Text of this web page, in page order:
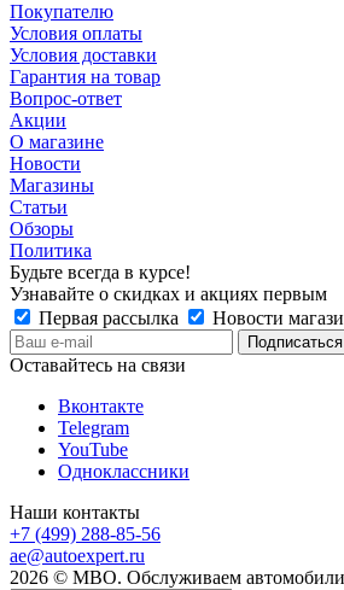
Покупателю
Условия оплаты
Условия доставки
Гарантия на товар
Вопрос-ответ
Акции
О магазине
Новости
Магазины
Статьи
Обзоры
Политика
Будьте всегда в курсе!
Узнавайте о скидках и акциях первым
Первая рассылка
Новости
Оставайтесь на связи
Вконтакте
Telegram
YouTube
Одноклассники
Наши контакты
+7 (499) 288-85-56
ae@autoexpert.ru
2026 © МВО. Обслуживаем